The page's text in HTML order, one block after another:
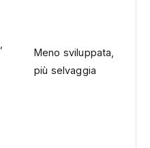
Meno sviluppata,
più selvaggia